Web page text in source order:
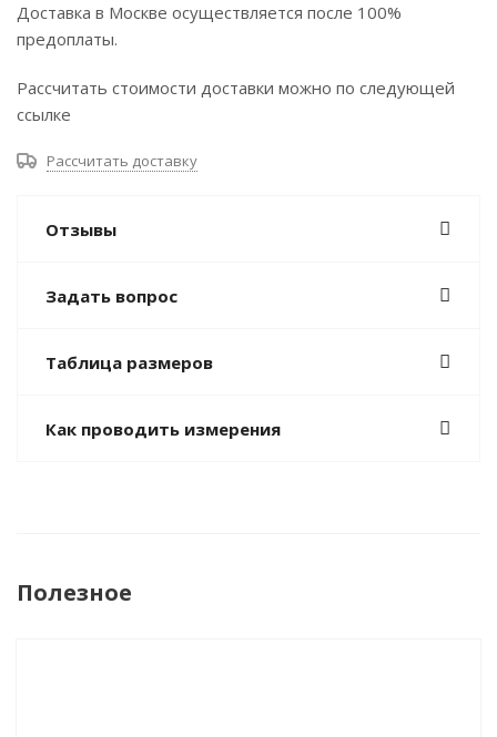
Доставка в Москве осуществляется после 100%
предоплаты.
Рассчитать стоимости доставки можно по следующей
ссылке
Рассчитать доставку
Отзывы
Задать вопрос
Таблица размеров
Как проводить измерения
Полезное